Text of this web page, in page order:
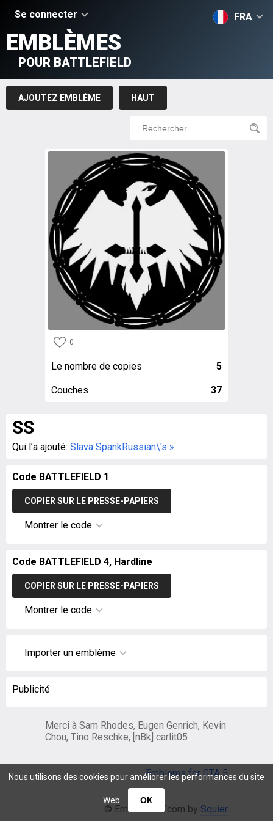
Nous utilisons des cookies pour améliorer les performances du site
Web ОК
Se connecter FRA
EMBLÈMES
POUR BATTLEFIELD
AJOUTEZ EMBLÈME HAUT
0
Le nombre de copies 5
Couches 37
SS
Qui l’a ajouté: Slava SpankRussian\'s »
Code BATTLEFIELD 1
COPIER SUR LE PRESSE-PAPIERS
Montrer le code
Code BATTLEFIELD 4, Hardline
COPIER SUR LE PRESSE-PAPIERS
Montrer le code
Importer un emblème
Publicité
Merci à Sam Rhodes, Eugen Genrich, Kevin
Chou, Tino Reschke, [nBk] carlit05
Emblems for GTA 5
© EmblemsBF.com by Squier